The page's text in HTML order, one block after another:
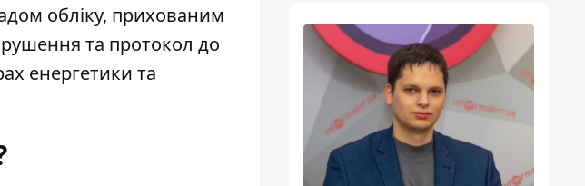
обліку, прихованим
та протокол до
енергетики та